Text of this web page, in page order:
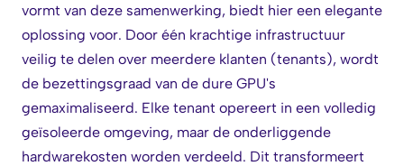
vormt van deze samenwerking, biedt hier een elegante
oplossing voor. Door één krachtige infrastructuur
veilig te delen over meerdere klanten (tenants), wordt
de bezettingsgraad van de dure GPU's
gemaximaliseerd. Elke tenant opereert in een volledig
geïsoleerde omgeving, maar de onderliggende
hardwarekosten worden verdeeld. Dit transformeert